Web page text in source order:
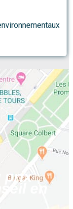
prix
en